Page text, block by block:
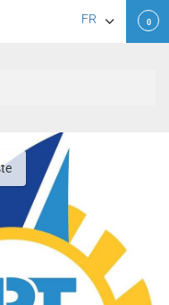
0
FR